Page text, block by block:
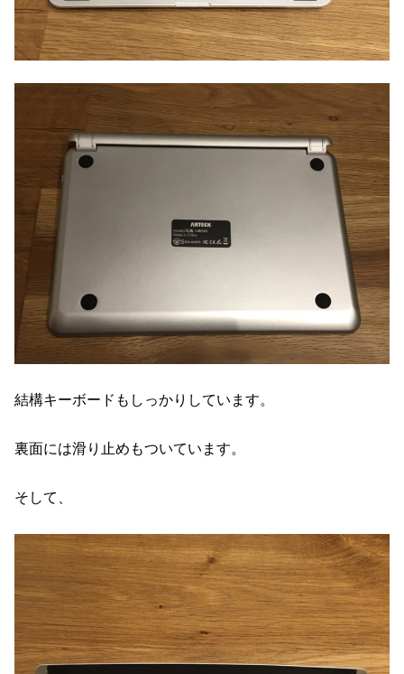
結構キーボードもしっかりしています。
裏面には滑り止めもついています。
そして、